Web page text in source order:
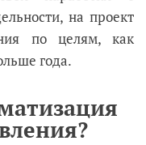
на проект
по целям, как
года.